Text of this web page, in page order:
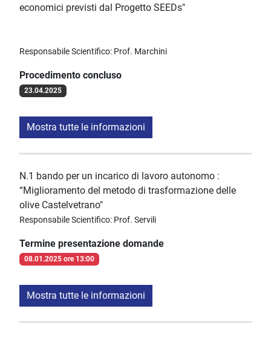
economici previsti dal Progetto SEEDs"
Responsabile Scientifico: Prof. Marchini
Procedimento concluso
23.04.2025
Mostra tutte le informazioni
N.1 bando per un incarico di lavoro autonomo :
“Miglioramento del metodo di trasformazione delle
olive Castelvetrano"
Responsabile Scientifico: Prof. Servili
Termine presentazione domande
08.01.2025 ore 13:00
Mostra tutte le informazioni